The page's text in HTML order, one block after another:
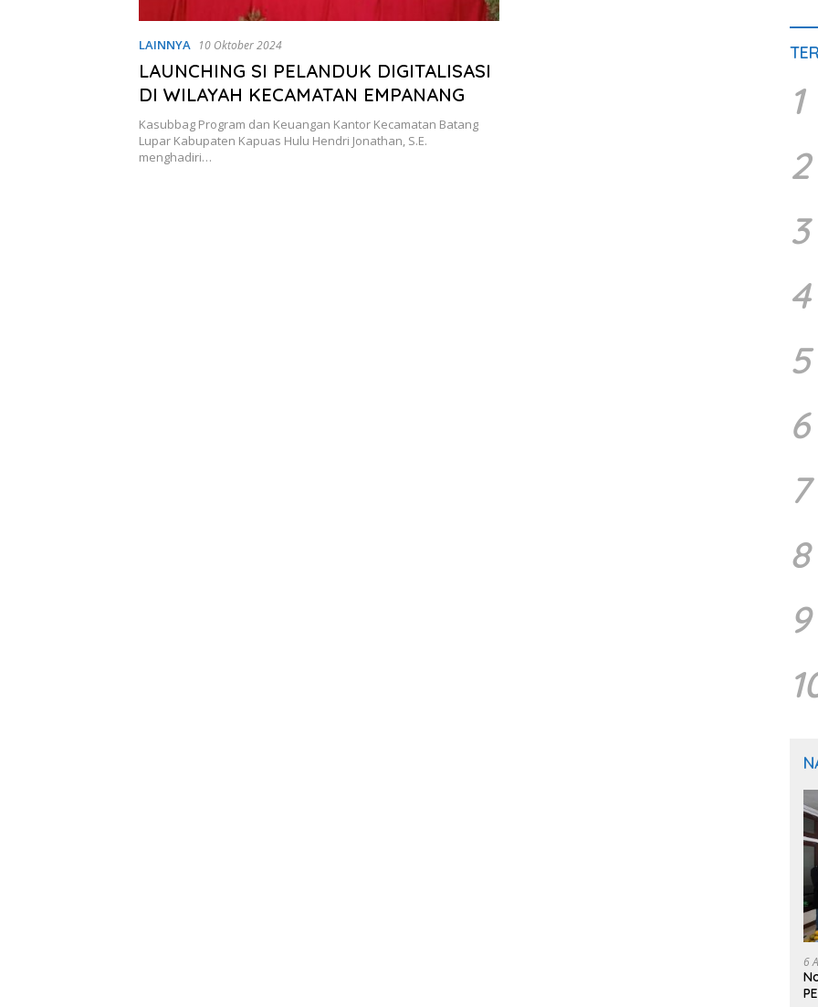
LAINNYA 10 Oktober 2024
LAUNCHING SI PELANDUK DIGITALISASI
DI WILAYAH KECAMATAN EMPANANG
Kasubbag Program dan Keuangan Kantor Kecamatan Batang
Lupar Kabupaten Kapuas Hulu Hendri Jonathan, S.E.
menghadiri…
1
2
3
4
5
6
7
8
9
6